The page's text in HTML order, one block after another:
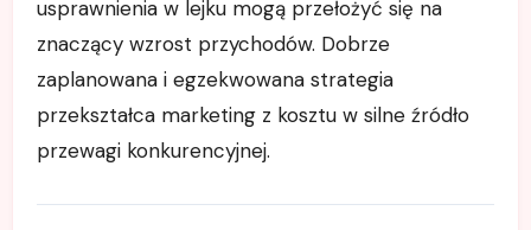
usprawnienia w lejku mogą przełożyć się na
znaczący wzrost przychodów. Dobrze
zaplanowana i egzekwowana strategia
przekształca marketing z kosztu w silne źródło
przewagi konkurencyjnej.